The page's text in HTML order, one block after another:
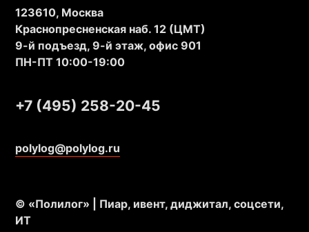
123610, Москва
Краснопресненская наб. 12 (ЦМТ)
9-й подъезд, 9-й этаж, офис 901
ПН-ПТ 10:00-19:00
+7 (495) 258-20-45
polylog@polylog.ru
© «Полилог» | Пиар, ивент, диджитал, соцсети,
ИТ